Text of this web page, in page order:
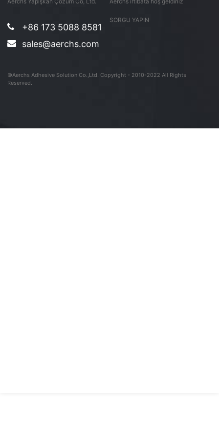
+86 173 5088 8581
sales@aerchs.com
SORGU YAPIN
©Aerchs Adhesive Solution Co.,Ltd. Copyright - 2010-2022 All Rights
Reserved.